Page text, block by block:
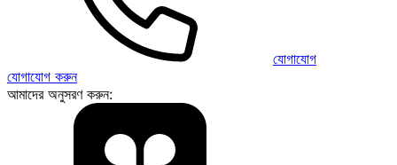
যোগাযোগ
যোগাযোগ করুন
আমাদের অনুসরণ করুন: